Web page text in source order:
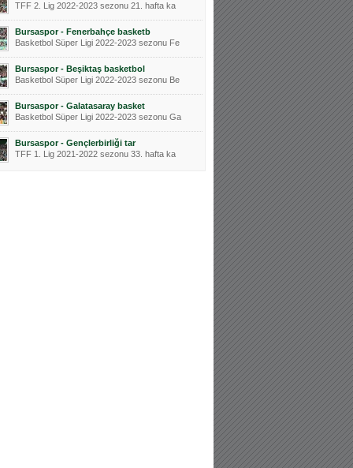
TFF 2. Lig 2022-2023 sezonu 21. hafta ka
Bursaspor - Fenerbahçe basketb
Basketbol Süper Ligi 2022-2023 sezonu Fe
Bursaspor - Beşiktaş basketbol
Basketbol Süper Ligi 2022-2023 sezonu Be
Bursaspor - Galatasaray basket
Basketbol Süper Ligi 2022-2023 sezonu Ga
Bursaspor - Gençlerbirliği tar
TFF 1. Lig 2021-2022 sezonu 33. hafta ka